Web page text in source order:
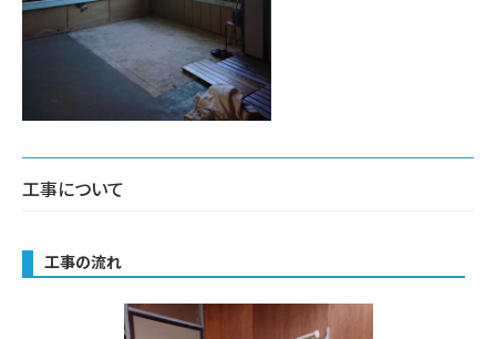
工事について
工事の流れ